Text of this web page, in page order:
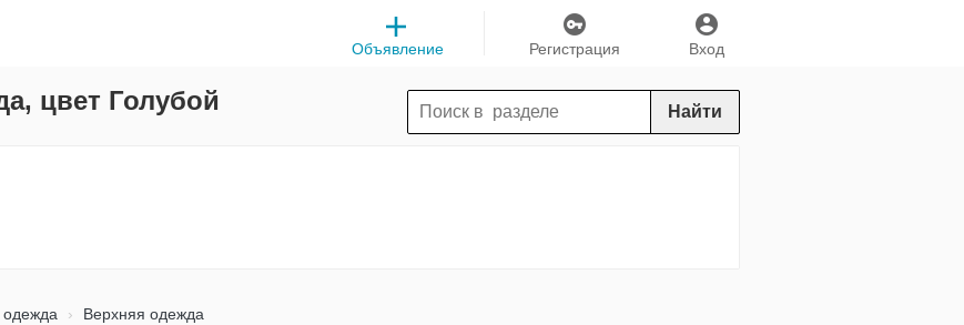
Вход
Регистрация
Объявление
цвет Голубой Найти
одежда Верхняя одежда